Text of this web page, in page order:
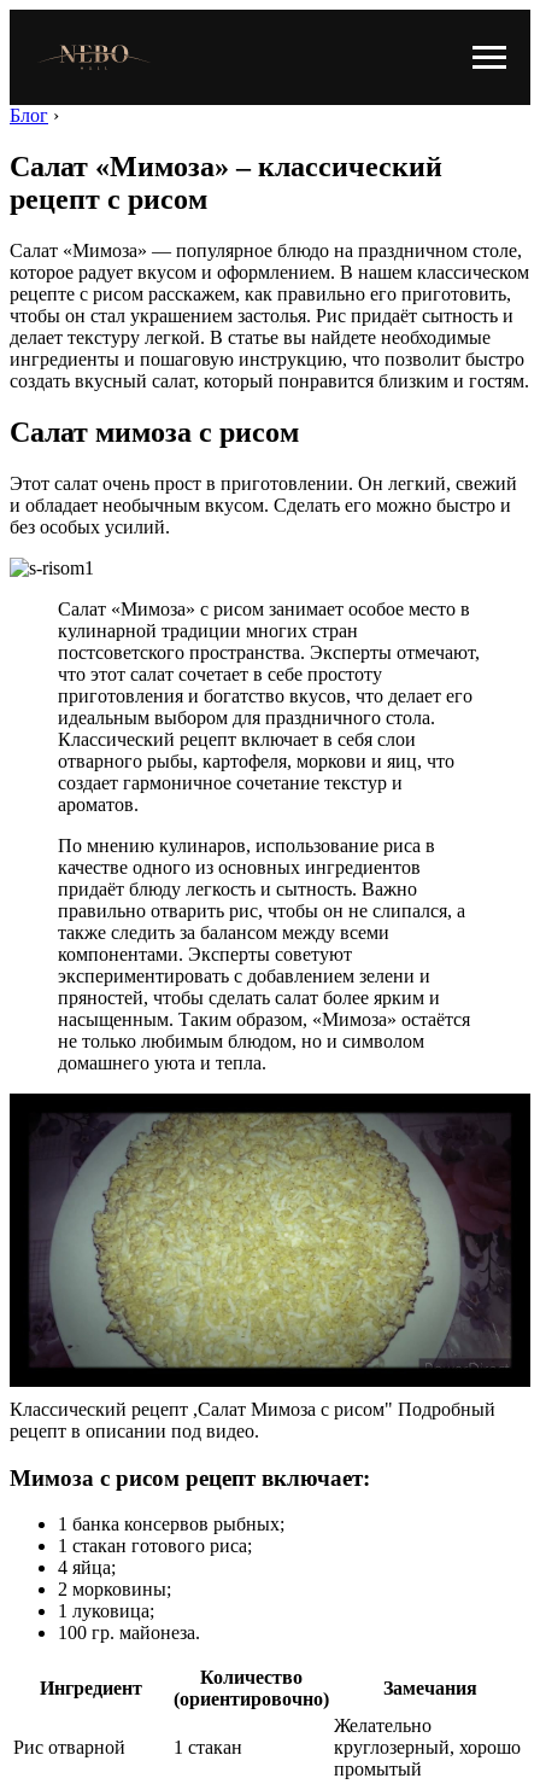
Блог ›
Салат «Мимоза» – классический
рецепт с рисом
Салат «Мимоза» — популярное блюдо на праздничном столе,
которое радует вкусом и оформлением. В нашем классическом
рецепте с рисом расскажем, как правильно его приготовить,
чтобы он стал украшением застолья. Рис придаёт сытность и
делает текстуру легкой. В статье вы найдете необходимые
ингредиенты и пошаговую инструкцию, что позволит быстро
создать вкусный салат, который понравится близким и гостям.
Салат мимоза с рисом
Этот салат очень прост в приготовлении. Он легкий, свежий
и обладает необычным вкусом. Сделать его можно быстро и
без особых усилий.
Салат «Мимоза» с рисом занимает особое место в
кулинарной традиции многих стран
постсоветского пространства. Эксперты отмечают,
что этот салат сочетает в себе простоту
приготовления и богатство вкусов, что делает его
идеальным выбором для праздничного стола.
Классический рецепт включает в себя слои
отварного рыбы, картофеля, моркови и яиц, что
создает гармоничное сочетание текстур и
ароматов.
По мнению кулинаров, использование риса в
качестве одного из основных ингредиентов
придаёт блюду легкость и сытность. Важно
правильно отварить рис, чтобы он не слипался, а
также следить за балансом между всеми
компонентами. Эксперты советуют
экспериментировать с добавлением зелени и
пряностей, чтобы сделать салат более ярким и
насыщенным. Таким образом, «Мимоза» остаётся
не только любимым блюдом, но и символом
домашнего уюта и тепла.
Классический рецепт ,Салат Мимоза с рисом" Подробный
рецепт в описании под видео.
Мимоза с рисом рецепт включает:
1 банка консервов рыбных;
1 стакан готового риса;
4 яйца;
2 морковины;
1 луковица;
100 гр. майонеза.
Ингредиент
Количество
(ориентировочно)
Замечания
Рис отварной 1 стакан
Желательно
круглозерный, хорошо
промытый